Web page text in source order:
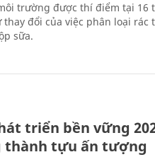
trường được thí điểm tại 16
thay đổi của việc phân loại
sữa.
triển bền vững
thành tựu ấn tượng